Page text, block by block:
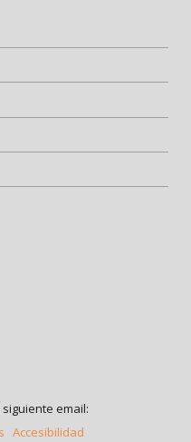
email:
Accesibilidad